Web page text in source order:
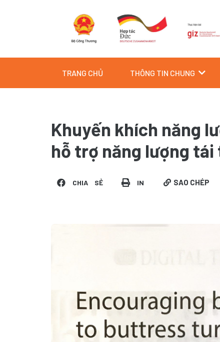
TRANG CHỦ THÔNG TIN CHUNG
Khuyến khích năng
hỗ trợ năng lượng tái
CHIA SẺ IN SAO CHÉP